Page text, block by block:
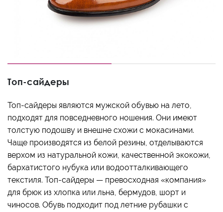
Топ-сайдеры
Топ-сайдеры являются мужской обувью на лето,
подходят для повседневного ношения. Они имеют
толстую подошву и внешне схожи с мокасинами.
Чаще производятся из белой резины, отделываются
верхом из натуральной кожи, качественной экокожи,
бархатистого нубука или водоотталкивающего
текстиля. Топ-сайдеры — превосходная «компания»
для брюк из хлопка или льна, бермудов, шорт и
чиносов. Обувь подходит под летние рубашки с